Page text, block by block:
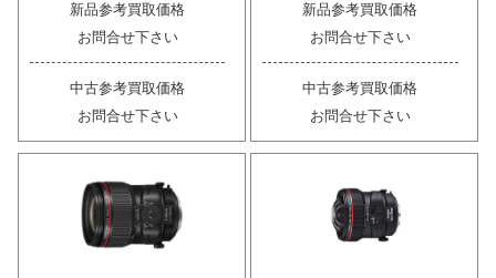
新品参考買取価格
お問合せ下さい
中古参考買取価格
お問合せ下さい
新品参考買取価格
お問合せ下さい
中古参考買取価格
お問合せ下さい